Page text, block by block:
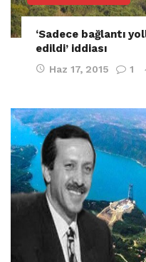
‘Sadece bağlantı
edildi’ iddiası
Haz 17, 2015 1